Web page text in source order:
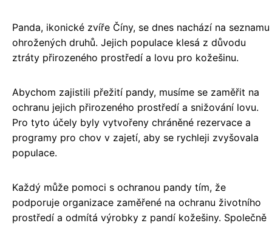
Panda, ikonické zvíře Číny, se dnes nachází na seznamu
ohrožených druhů. Jejich populace klesá z důvodu
ztráty přirozeného prostředí a lovu pro kožešinu.
Abychom zajistili přežití pandy, musíme se zaměřit na
ochranu jejich přirozeného prostředí a snižování lovu.
Pro tyto účely byly vytvořeny chráněné rezervace a
programy pro chov v zajetí, aby se rychleji zvyšovala
populace.
Každý může pomoci s ochranou pandy tím, že
podporuje organizace zaměřené na ochranu životního
prostředí a odmítá výrobky z pandí kožešiny. Společně